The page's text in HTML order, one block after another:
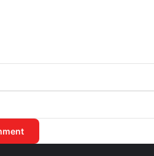
Lakukan Kajian untuk